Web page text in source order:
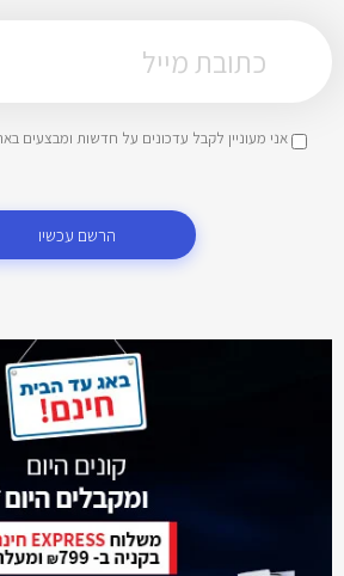
אני מעוניין לקבל עדכונים על חדשות ומבצעים
הרשם עכשיו